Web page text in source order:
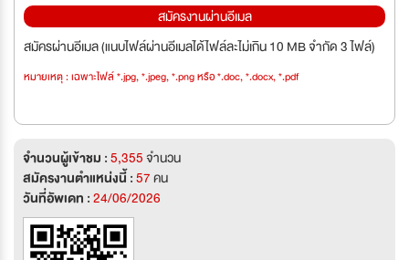
สมัครงานผ่านอีเมล
สมัครผ่านอีเมล (แนบไฟล์ผ่านอีเมลได้ไฟล์ละไม่เกิน 10 MB จำกัด 3 ไฟล์)
หมายเหตุ : เฉพาะไฟล์ *.jpg, *.jpeg, *.png หรือ *.doc, *.docx, *.pdf
จำนวนผู้เข้าชม :5,355จำนวน
สมัครงานตำแหน่งนี้ :57คน
วันที่อัพเดท :24/06/2026